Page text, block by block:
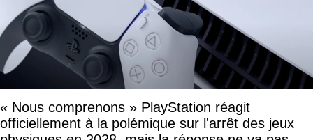
« Nous comprenons » PlayStation réagit
officiellement à la polémique sur l'arrêt des jeux